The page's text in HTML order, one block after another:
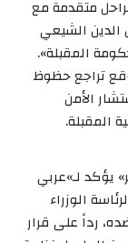
متقدمة مع
الشيعي
المقبلة».
تراجع حظوظ
الأمن
المقبلة.
يؤكد لـ»عربي
الوزراء
رداً على قرار